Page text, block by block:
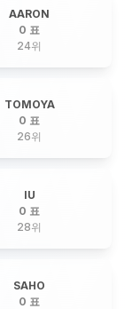
AARON
0 표
24위
TOMOYA
0 표
26위
IU
0 표
28위
SAHO
0 표